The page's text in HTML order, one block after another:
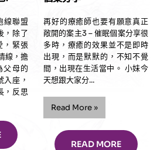
線聯盟
，除了
，緊張
線，擔
母的
座，
，反思
再好的療癒師也要有願意真正
敞開的案主3 – 催眠個案分享很
多時，療癒的效果並不是即時
出現，而是默默的，不知不覺
間，出現在生活當中。 小妹今
天想跟大家分...
Read More“再
好
的
療
»
READ MORE